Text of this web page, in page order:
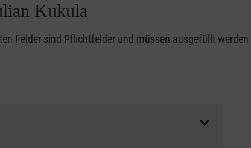
Kukula
Felder sind Pflichtfelder und müssen ausgefüllt werden.